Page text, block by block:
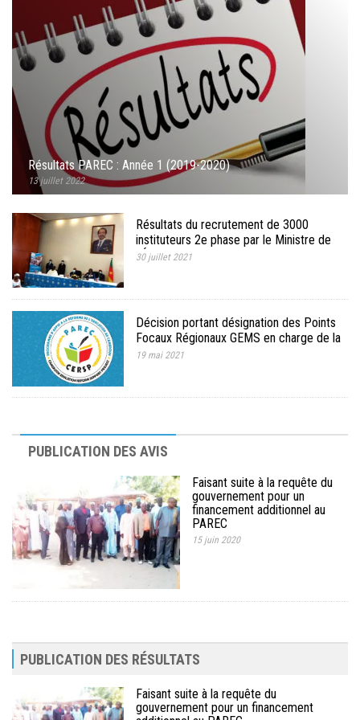
Résultats PAREC : Année 1 (2019-2020)
13 juillet 2022
Résultats du recrutement de 3000
instituteurs 2e phase par le Ministre de
l’Éducation de Base
30 juillet 2021
Décision portant désignation des Points
Focaux Régionaux GEMS en charge de la
mise en œuvre de la Méthodologie GEMS
19 mai 2021
PUBLICATION DES AVIS
Faisant suite à la requête du
gouvernement pour un
financement additionnel au
PAREC
15 juin 2020
PUBLICATION DES RÉSULTATS
Faisant suite à la requête du
gouvernement pour un financement